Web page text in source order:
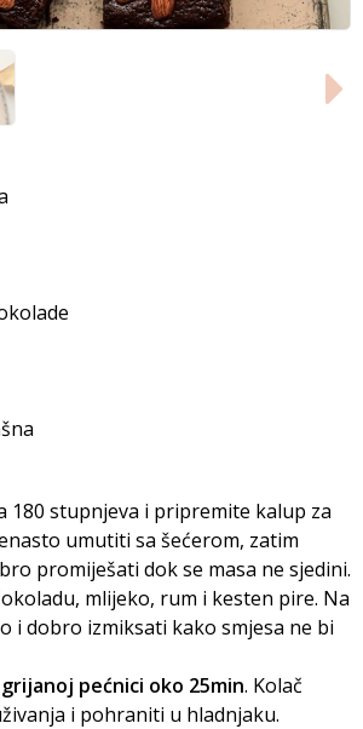
180 stupnjeva i pripremite kalup za
umutiti sa šećerom, zatim
promiješati dok se masa ne sjedini.
mlijeko, rum i kesten pire. Na
i dobro izmiksati kako smjesa ne bi
pećnici oko 25min. Kolač
i pohraniti u hladnjaku.